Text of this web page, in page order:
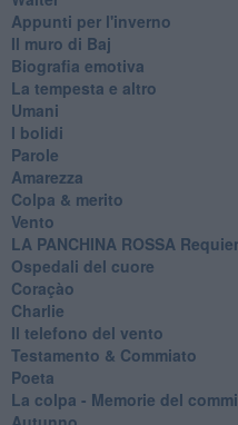
Appunti per l'inverno
Il muro di Baj
Biografia emotiva
La tempesta e altro
Umani
I bolidi
Parole
Amarezza
Colpa & merito
Vento
​LA PANCHINA ROSSA
Ospedali del cuore
Coraçào
Charlie
Il telefono del vento
Testamento & Commiato
Poeta
​La colpa - Memorie del